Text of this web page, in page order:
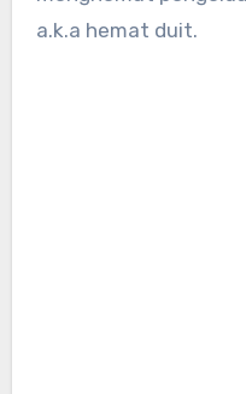
a.k.a hemat duit.